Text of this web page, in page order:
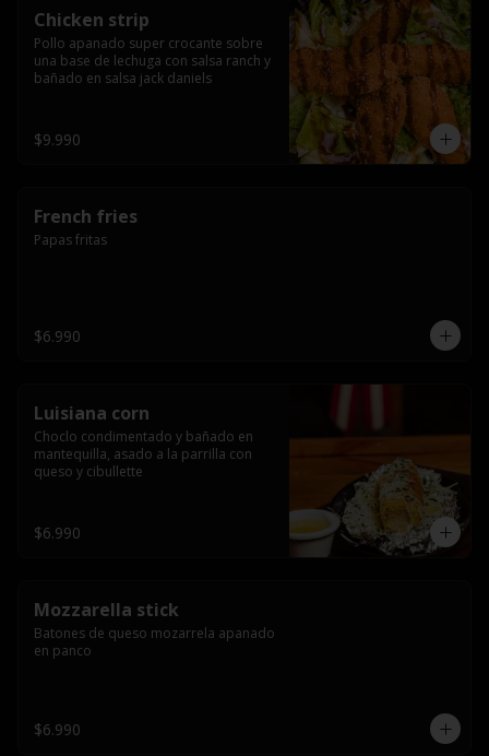
Chicken strip
Pollo apanado super crocante sobre
una base de lechuga con salsa ranch y
bañado en salsa jack daniels
$9.990
French fries
Papas fritas
$6.990
Luisiana corn
Choclo condimentado y bañado en
mantequilla, asado a la parrilla con
queso y cibullette
$6.990
Mozzarella stick
Batones de queso mozarrela apanado
en panco
$6.990